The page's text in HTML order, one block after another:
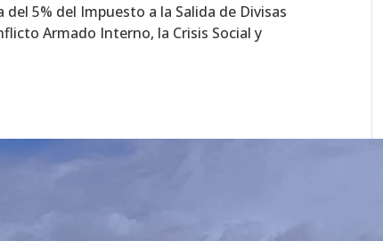
5% del Impuesto a la Salida de Divisas
Armado Interno, la Crisis Social y